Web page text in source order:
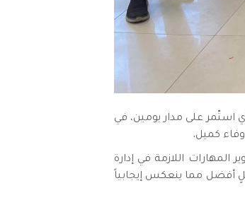
"مهارات إدارة الوقت"، والذي استّمر على مدار يومين، في
كميل.
اللازمة في إدارة
أفضل مما ينعكس إيجابياً